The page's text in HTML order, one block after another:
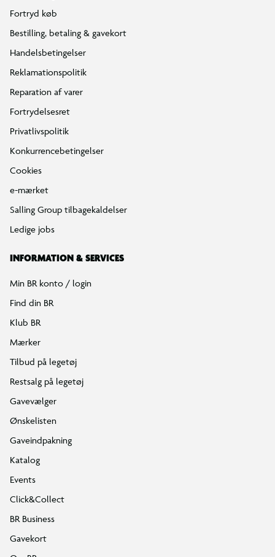
Fortryd køb
Bestilling, betaling & gavekort
Handelsbetingelser
Reklamationspolitik
Reparation af varer
Fortrydelsesret
Privatlivspolitik
Konkurrencebetingelser
Cookies
e-mærket
Salling Group tilbagekaldelser
Ledige jobs
INFORMATION & SERVICES
Min BR konto / login
Find din BR
Klub BR
Mærker
Tilbud på legetøj
Restsalg på legetøj
Gavevælger
Ønskelisten
Gaveindpakning
Katalog
Events
Click&Collect
BR Business
Gavekort